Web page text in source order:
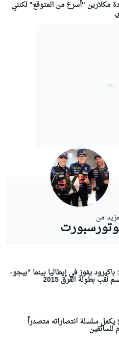
مكلارين "أسرع من المتوقع" لكنني
من
يفوز في إيطاليا بينما "بيجو-
بطولة الفرق 2015
يكمل سلسلة انتصاراته متصدراً
للسائقين